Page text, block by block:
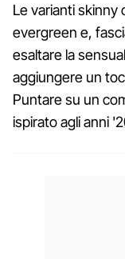
Le varianti skinny
evergreen e,
esaltare la
aggiungere un
Puntare su un
ispirato agli anni